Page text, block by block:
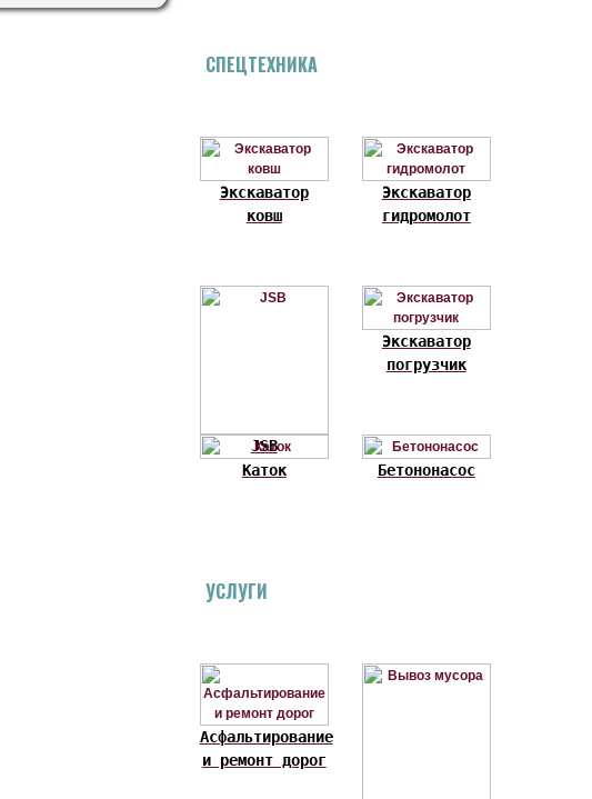
СПЕЦТЕХНИКА
Экскаватор
ковш
Экскаватор
гидромолот
JSB
Экскаватор
погрузчик
Каток Бетононасос
УСЛУГИ
Асфальтирование
и ремонт дорог